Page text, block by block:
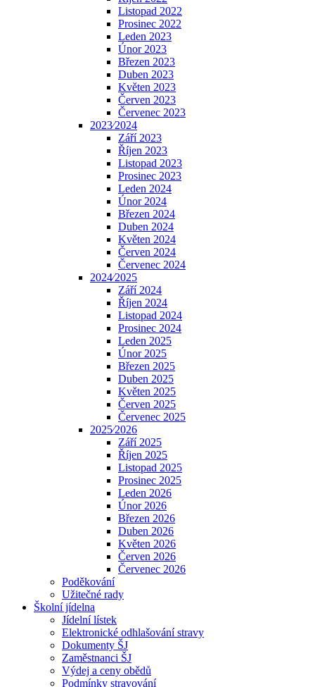
Listopad 2022
Prosinec 2022
Leden 2023
Únor 2023
Březen 2023
Duben 2023
Květen 2023
Červen 2023
Červenec 2023
2023⁄2024
Září 2023
Říjen 2023
Listopad 2023
Prosinec 2023
Leden 2024
Únor 2024
Březen 2024
Duben 2024
Květen 2024
Červen 2024
Červenec 2024
2024⁄2025
Září 2024
Říjen 2024
Listopad 2024
Prosinec 2024
Leden 2025
Únor 2025
Březen 2025
Duben 2025
Květen 2025
Červen 2025
Červenec 2025
2025⁄2026
Září 2025
Říjen 2025
Listopad 2025
Prosinec 2025
Leden 2026
Únor 2026
Březen 2026
Duben 2026
Květen 2026
Červen 2026
Červenec 2026
Poděkování
Užitečné rady
Školní jídelna
Jídelní lístek
Elektronické odhlašování stravy
Dokumenty ŠJ
Zaměstnanci ŠJ
Výdej a ceny obědů
Podmínky stravování